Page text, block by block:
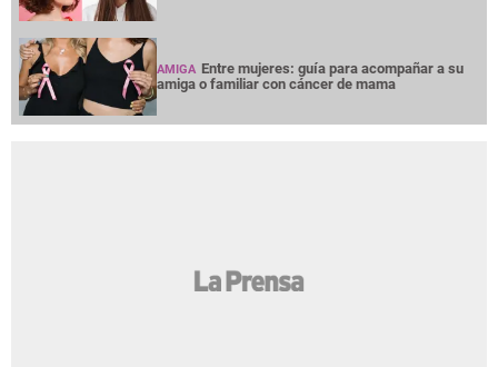
AMIGA Entre mujeres: guía para acompañar a su
amiga o familiar con cáncer de mama